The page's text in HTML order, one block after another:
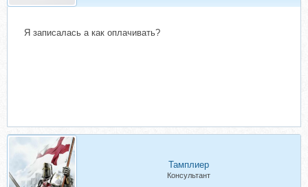
Я записалась а как оплачивать?
Тамплиер
Консультант